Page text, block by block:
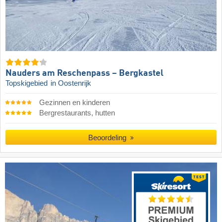
Nauders am Reschenpass – Bergkastel
Topskigebied in Oostenrijk
Gezinnen en kinderen
Bergrestaurants, hutten
Beoordeling